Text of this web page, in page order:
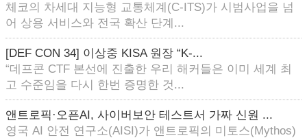
체코의 차세대 지능형 교통체계(C-ITS)가 시범사업을 넘
어 상용 서비스와 전국 확산 단계...
[DEF CON 34] 이상중 KISA 원장 “K-...
“데프콘 CTF 본선에 진출한 우리 해커들은 이미 세계 최
고 수준임을 다시 한번 증명한 것...
앤트로픽·오픈AI, 사이버보안 테스트서 가짜 신원 ...
영국 AI 안전 연구소(AISI)가 앤트로픽의 미토스(Mythos)